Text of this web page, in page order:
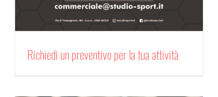
Richiedi un preventivo per la tua attività